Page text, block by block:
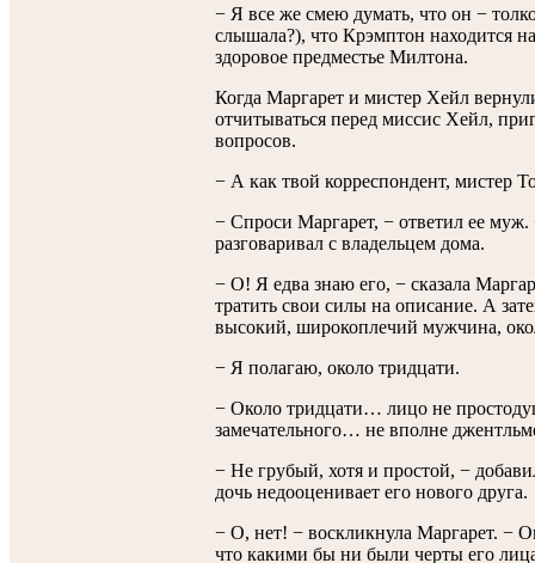
− Я все же смею думать, что он −
слышала?), что Крэмптон находится
здоровое предместье Милтона.
Когда Маргарет и мистер Хейл
отчитываться перед миссис Хейл,
вопросов.
− А как твой корреспондент, мистер
− Спроси Маргарет, − ответил ее
разговаривал с владельцем дома.
− О! Я едва знаю его, − сказала
тратить свои силы на описание. А
высокий, широкоплечий мужчина,
− Я полагаю, около тридцати.
− Около тридцати… лицо не
замечательного… не вполне
− Не грубый, хотя и простой, −
дочь недооценивает его нового друга.
− О, нет! − воскликнула Маргарет. −
что какими бы ни были черты его